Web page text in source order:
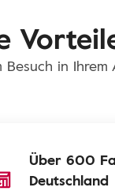
Besuch in
Über 600
Deutschland